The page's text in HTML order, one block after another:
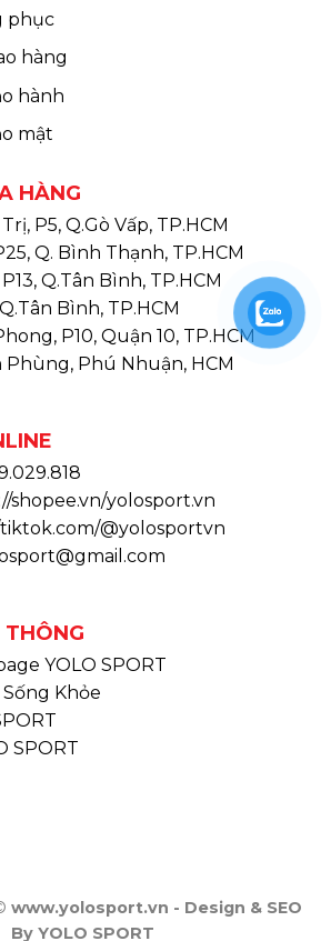
phục
hàng
hành
mật
HÀNG
P5, Q.Gò Vấp, TP.HCM
Q. Bình Thạnh, TP.HCM
Q.Tân Bình, TP.HCM
Bình, TP.HCM
P10, Quận 10, TP.HCM
Phùng, Phú Nhuận, HCM
shopee.vn/yolosport.vn
@yolosportvn
THÔNG
YOLO SPORT
Khỏe
SPORT
www.yolosport.vn - Design & SEO
By YOLO SPORT